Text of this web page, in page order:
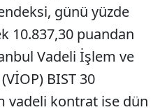
günü yüzde
10.837,30 puandan
Vadeli İşlem ve
BIST 30
vadeli kontrat ise dün